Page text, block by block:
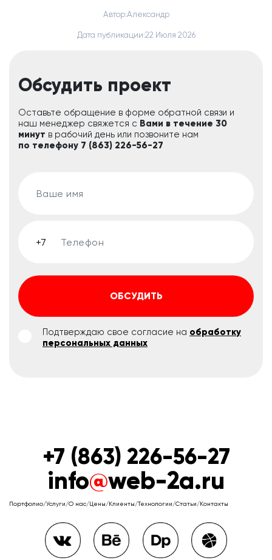
Автор:Александр
Дата публикации:22 Июля 2026
Обсудить проект
Оставьте обращение в форме обратной связи и
наш менеджер свяжется с Вами в течение 30
минут в рабочий день или позвоните нам
по телефону 7 (863) 226-56-27
ОБСУДИТЬ
Подтверждаю свое согласие на обработку
персональных данных
+7 (863) 226-56-27
info@web-2a.ru
Портфолио/Услуги/О нас/Цены/Клиенты/Технологии/Статьи/Контакты